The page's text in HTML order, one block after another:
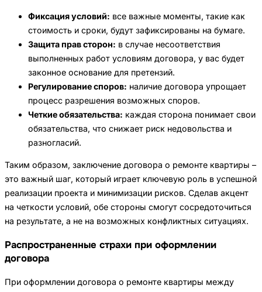
Фиксация условий: все важные моменты, такие как
стоимость и сроки, будут зафиксированы на бумаге.
Защита прав сторон: в случае несоответствия
выполненных работ условиям договора, у вас будет
законное основание для претензий.
Регулирование споров: наличие договора упрощает
процесс разрешения возможных споров.
Четкие обязательства: каждая сторона понимает свои
обязательства, что снижает риск недовольства и
разногласий.
Таким образом, заключение договора о ремонте квартиры –
это важный шаг, который играет ключевую роль в успешной
реализации проекта и минимизации рисков. Сделав акцент
на четкости условий, обе стороны смогут сосредоточиться
на результате, а не на возможных конфликтных ситуациях.
Распространенные страхи при оформлении
договора
При оформлении договора о ремонте квартиры между